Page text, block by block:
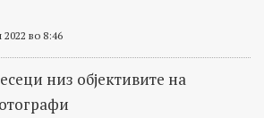
во 8:46
низ објективите на